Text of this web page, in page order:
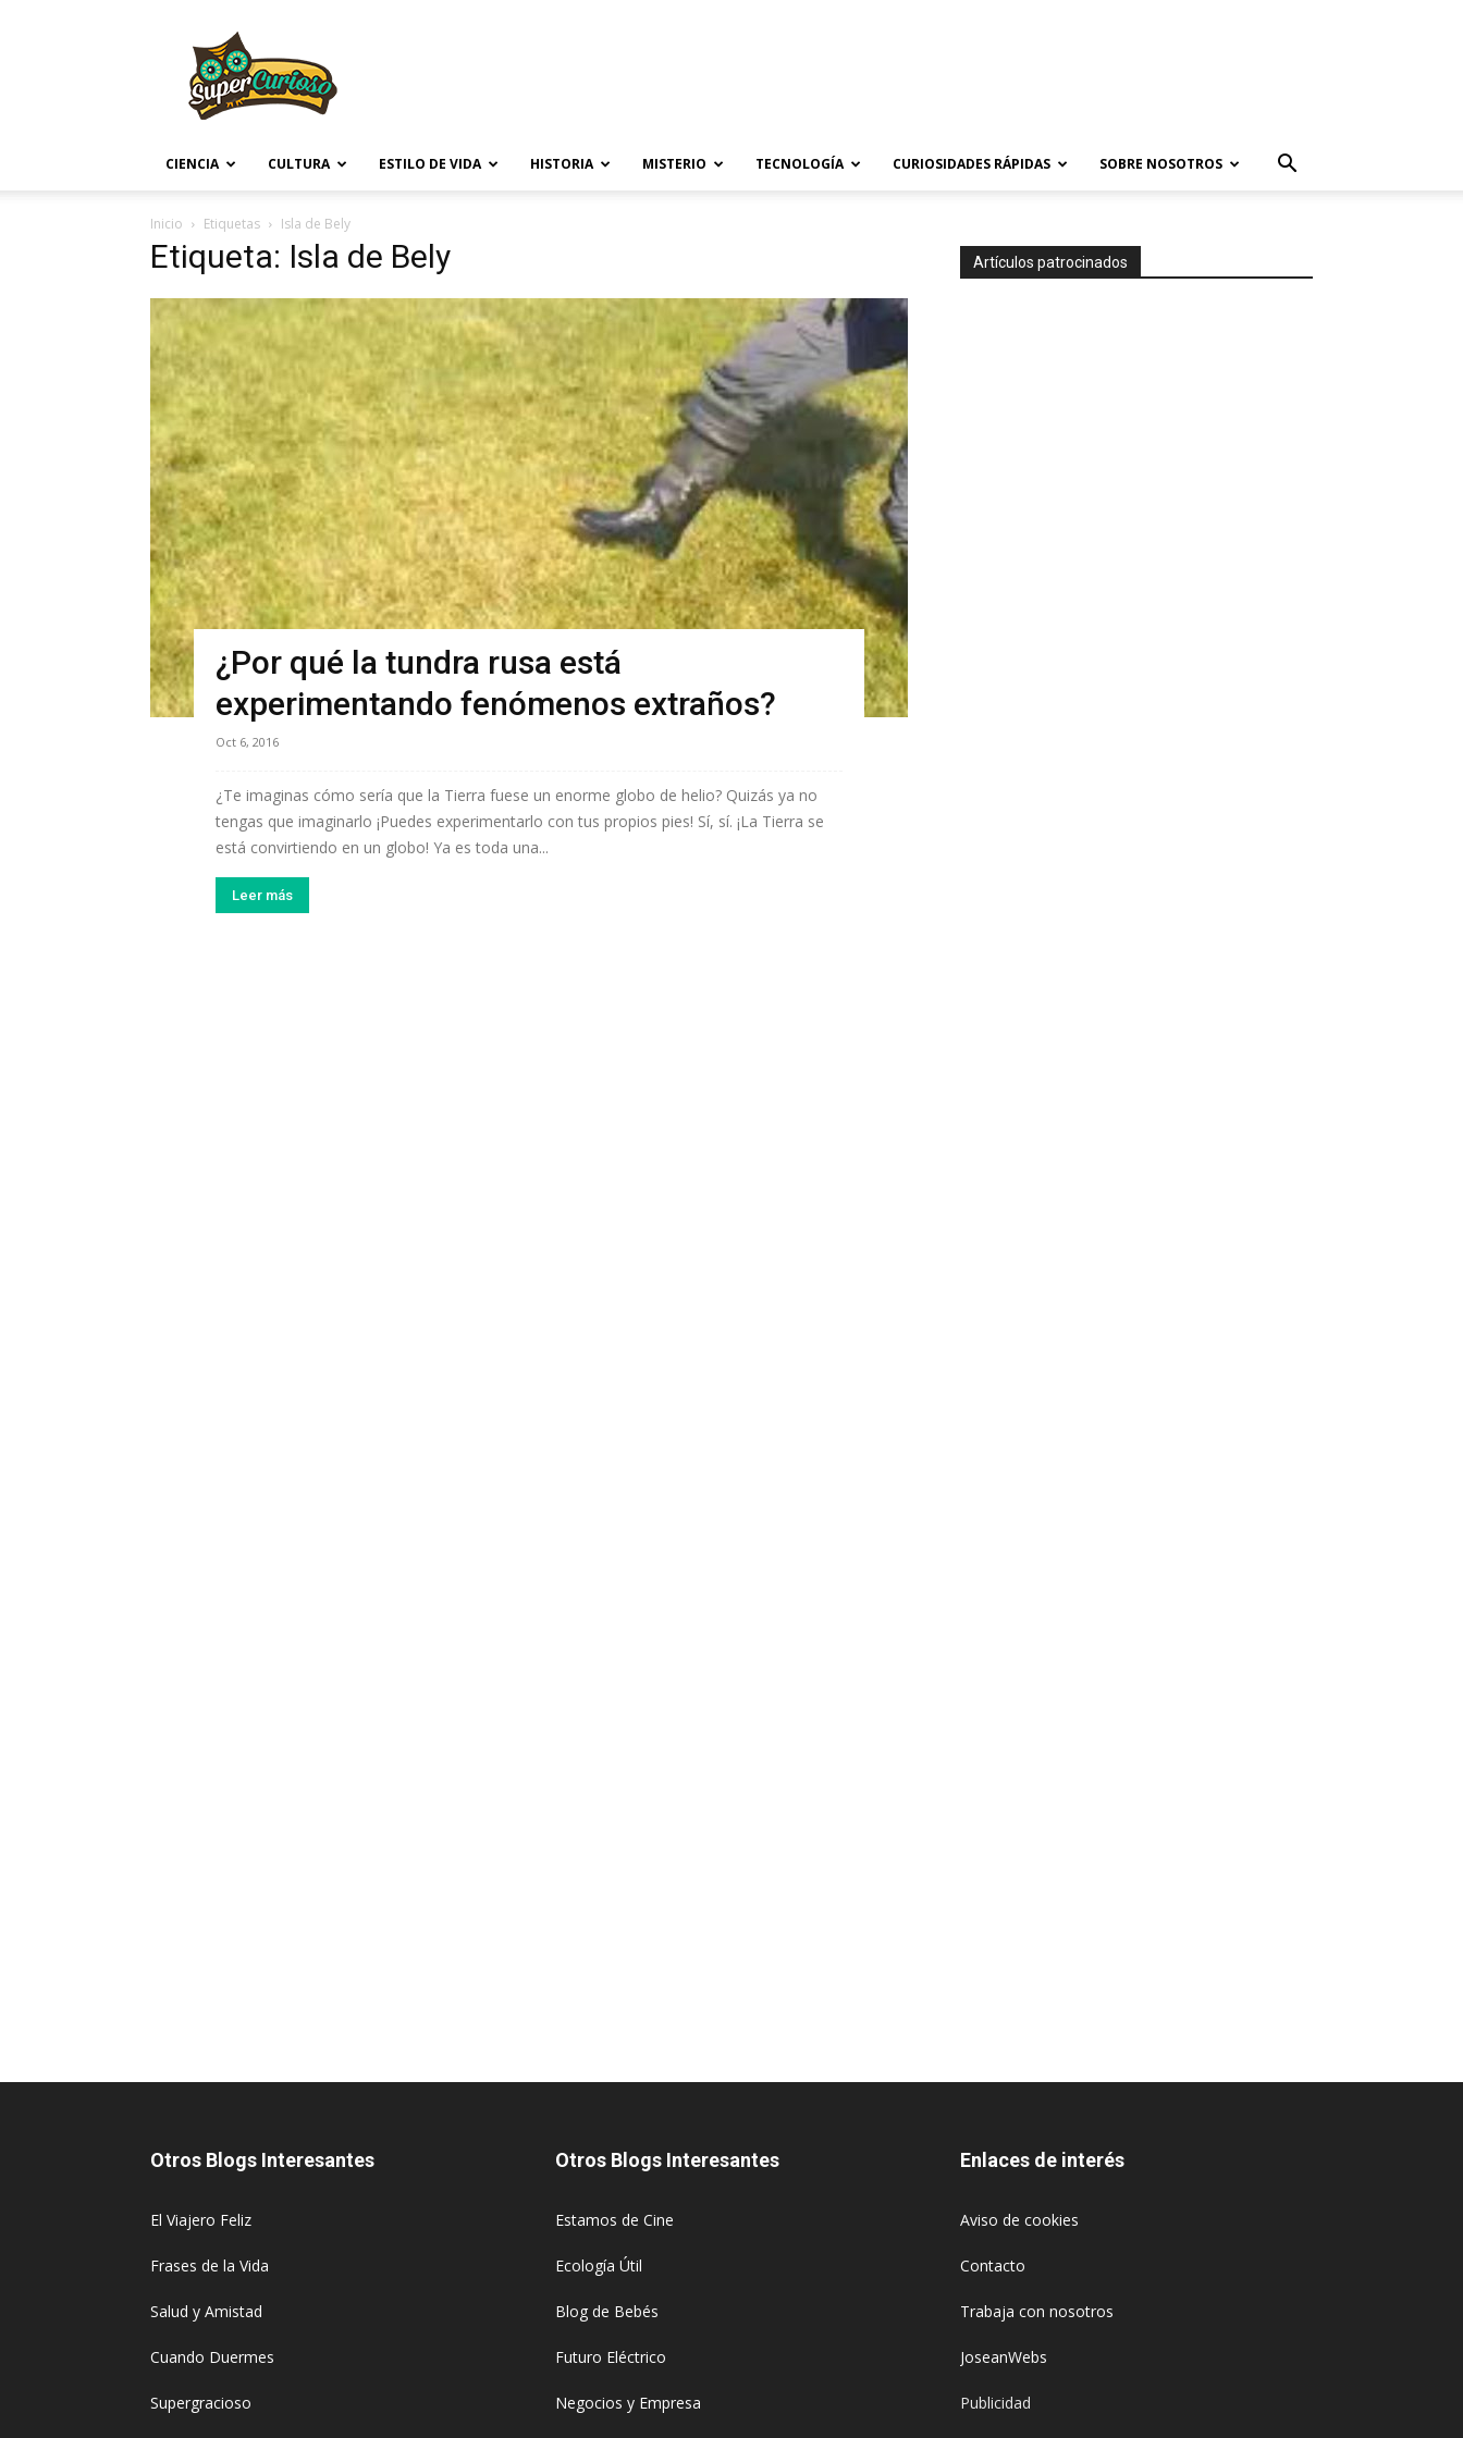
CIENCIA CULTURA ESTILO DE VIDA HISTORIA MISTERIO TECNOLOGÍA CURIOSIDADES RÁPIDAS SOBRE NOSOTROS
Inicio Etiquetas Isla de Bely
Etiqueta: Isla de Bely
¿Por qué la tundra rusa está
experimentando fenómenos extraños?
Oct 6, 2016
¿Te imaginas cómo sería que la Tierra fuese un enorme globo de helio? Quizás ya no
tengas que imaginarlo ¡Puedes experimentarlo con tus propios pies! Sí, sí. ¡La Tierra se
está convirtiendo en un globo! Ya es toda una...
Leer más
Artículos patrocinados
Otros Blogs Interesantes
El Viajero Feliz
Frases de la Vida
Salud y Amistad
Cuando Duermes
Supergracioso
Otros Blogs Interesantes
Estamos de Cine
Ecología Útil
Blog de Bebés
Futuro Eléctrico
Negocios y Empresa
Enlaces de interés
Aviso de cookies
Contacto
Trabaja con nosotros
JoseanWebs
Publicidad